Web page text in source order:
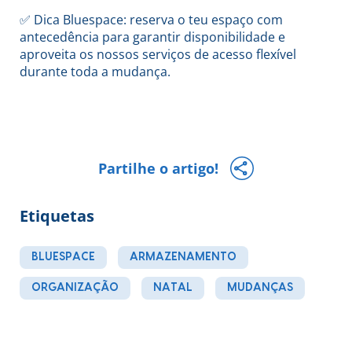
✅ Dica Bluespace: reserva o teu espaço com
antecedência para garantir disponibilidade e
aproveita os nossos serviços de acesso flexível
durante toda a mudança.
Partilhe o artigo!
Etiquetas
BLUESPACE ARMAZENAMENTO
ORGANIZAÇÃO NATAL MUDANÇAS